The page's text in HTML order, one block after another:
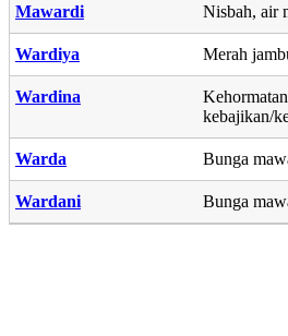
Mawardi Nisbah, air
Wardiya Merah
Wardina
kebajikan/
Warda Bunga
Wardani Bunga